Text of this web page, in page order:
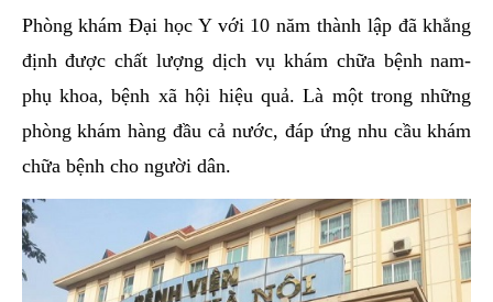
Phòng khám Đại học Y với 10 năm thành lập đã khẳng
định được chất lượng dịch vụ khám chữa bệnh nam-
phụ khoa, bệnh xã hội hiệu quả. Là một trong những
phòng khám hàng đầu cả nước, đáp ứng nhu cầu khám
chữa bệnh cho người dân.